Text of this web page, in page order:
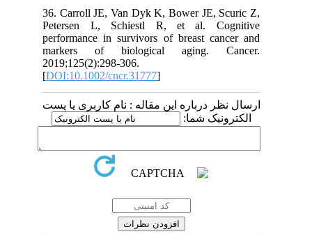
36. Carroll JE, Van Dyk K, Bower JE, Scuric Z,
Petersen L, Schiestl R, et al. Cognitive
performance in survivors of breast cancer and
markers of biological aging. Cancer.
2019;125(2):298-306.
[DOI:10.1002/cncr.31777
ارسال نظر درباره این مقاله : نام کاربری یا پست
الکترونیک شما: